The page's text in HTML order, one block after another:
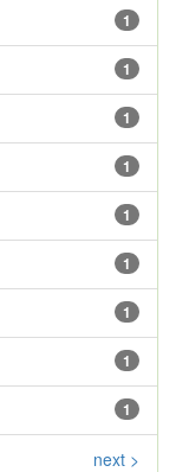
1
1
1
1
1
1
1
1
1
next >